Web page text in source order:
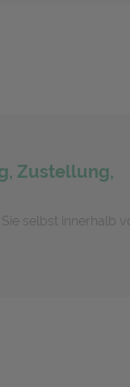
Zustellung,
selbst innerhalb